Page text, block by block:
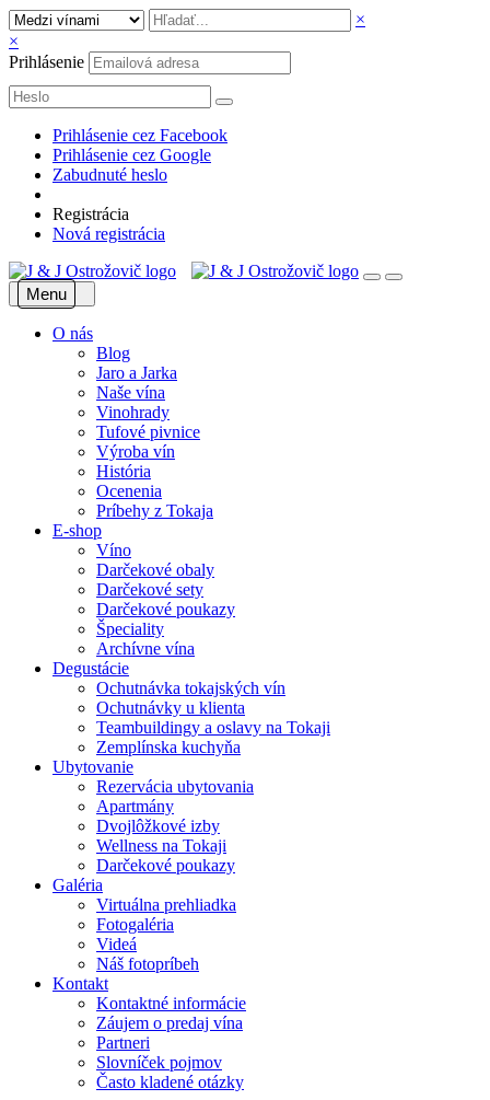
×
×
Prihlásenie
Prihlásenie cez Facebook
Prihlásenie cez Google
Zabudnuté heslo
Registrácia
Nová registrácia
Menu
O nás
Blog
Jaro a Jarka
Naše vína
Vinohrady
Tufové pivnice
Výroba vín
História
Ocenenia
Príbehy z Tokaja
E-shop
Víno
Darčekové obaly
Darčekové sety
Darčekové poukazy
Špeciality
Archívne vína
Degustácie
Ochutnávka tokajských vín
Ochutnávky u klienta
Teambuildingy a oslavy na Tokaji
Zemplínska kuchyňa
Ubytovanie
Rezervácia ubytovania
Apartmány
Dvojlôžkové izby
Wellness na Tokaji
Darčekové poukazy
Galéria
Virtuálna prehliadka
Fotogaléria
Videá
Náš fotopríbeh
Kontakt
Kontaktné informácie
Záujem o predaj vína
Partneri
Slovníček pojmov
Často kladené otázky